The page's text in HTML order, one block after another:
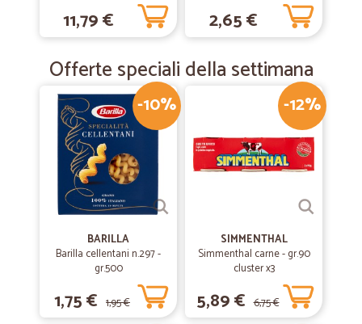
11,79 € 2,65 €
Offerte speciali della settimana
-10%
BARILLA
Barilla cellentani n.297 -
gr.500
1,75 € 1,95 €
-12%
SIMMENTHAL
Simmenthal carne - gr.90
cluster x3
5,89 € 6,75 €